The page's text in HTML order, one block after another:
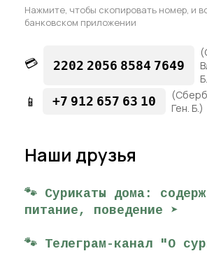
Нажмите, чтобы скопировать номер, и
банковском приложении
💳 2202 2056 8584 7649
📱 +7 912 657 63 10
Ген. Б.)
Наши друзья
🐾 Сурикаты дома:
питание, поведение ➤
🐾 Телеграм-канал "О